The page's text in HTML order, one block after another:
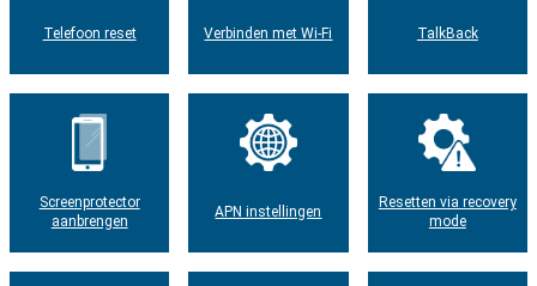
Telefoon reset Verbinden met Wi-Fi TalkBack
Screenprotector
aanbrengen
APN instellingen
Resetten via recovery
mode